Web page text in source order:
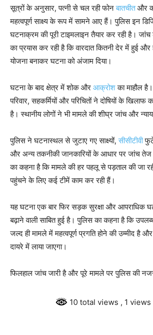
सूत्रों के अनुसार, पत्नी से चल रही फोनबातचीतऔर
महत्वपूर्ण साक्ष्य के रूप में सामने आए हैं। पुलिस इन
घटनाक्रम की पूरी टाइमलाइन तैयार कर रही है। जांच
का प्रयास कर रही है कि वारदात कितनी देर में हुई
योजना बनाकर घटना को अंजाम दिया।
घटना के बाद क्षेत्र में शोक और आक्रोशका माहौल
परिवार, सहकर्मियों और परिचितों ने दोषियों के खिलाफ
है। स्थानीय लोगों ने भी मामले की शीघ्र जांच और
पुलिस ने घटनास्थल से जुटाए गए साक्ष्यों,सीसीटीवी
और अन्य तकनीकी जानकारियों के आधार पर जांच तेज
का कहना है कि मामले की हर पहलू से पड़ताल की जा
पहुंचने के लिए कई टीमें काम कर रही हैं।
यह घटना एक बार फिर सड़क सुरक्षा और आपराधिक
बढ़ाने वाली साबित हुई है। पुलिस का कहना है कि
जल्द ही मामले में महत्वपूर्ण प्रगति होने की उम्मीद है
दायरे में लाया जाएगा।
फिलहाल जांच जारी है और पूरे मामले पर पुलिस की
10 total views , 1